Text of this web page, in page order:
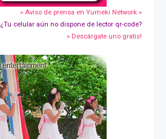
» Aviso de prensa en Yumeki Network »
¿Tu celular aún no dispone de lector qr-code?
» Descárgate uno gratis!